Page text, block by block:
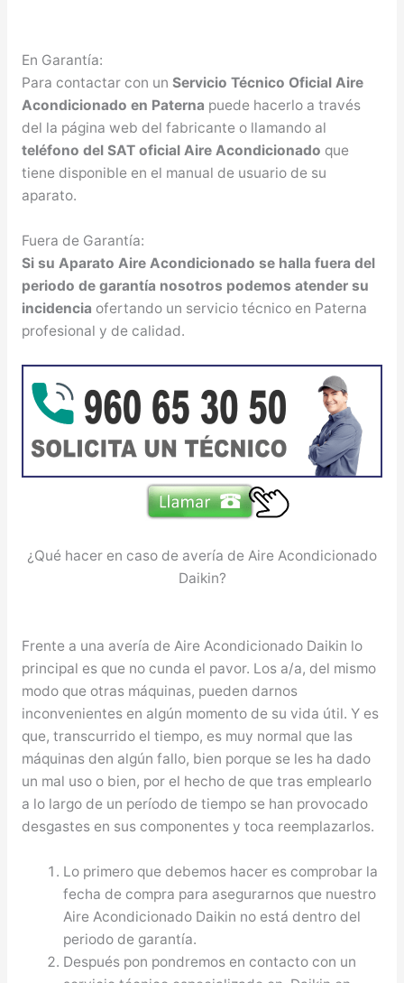
En Garantía:
Para contactar con un Servicio Técnico Oficial Aire
Acondicionado en Paterna puede hacerlo a través
del la página web del fabricante o llamando al
teléfono del SAT oficial Aire Acondicionado que
tiene disponible en el manual de usuario de su
aparato.
Fuera de Garantía:
Si su Aparato Aire Acondicionado se halla fuera del
periodo de garantía nosotros podemos atender su
incidencia ofertando un servicio técnico en Paterna
profesional y de calidad.
¿Qué hacer en caso de avería de Aire Acondicionado
Daikin?
Frente a una avería de Aire Acondicionado Daikin lo
principal es que no cunda el pavor. Los a/a, del mismo
modo que otras máquinas, pueden darnos
inconvenientes en algún momento de su vida útil. Y es
que, transcurrido el tiempo, es muy normal que las
máquinas den algún fallo, bien porque se les ha dado
un mal uso o bien, por el hecho de que tras emplearlo
a lo largo de un período de tiempo se han provocado
desgastes en sus componentes y toca reemplazarlos.
Lo primero que debemos hacer es comprobar la
fecha de compra para asegurarnos que nuestro
Aire Acondicionado Daikin no está dentro del
periodo de garantía.
Después pon pondremos en contacto con un